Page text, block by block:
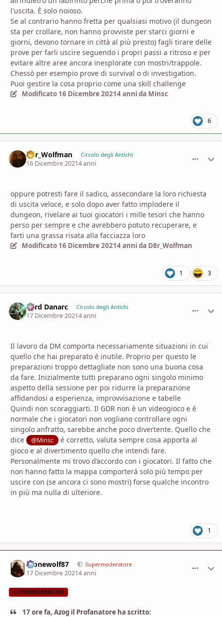
l'uscita. È solo noioso.
Se al contrario hanno fretta per qualsiasi motivo (il dungeon
sta per crollare, non hanno provviste per starci giorni e
giorni, devono tornare in città al più presto) fagli tirare delle
prove per farli uscire seguendo i propri passi a ritroso e per
evitare altre aree ancora inesplorate con mostri/trappole.
Chessò per esempio prove di survival o di investigation.
Puoi gestire la cosa proprio come una skill challenge
Modificato 16 Dicembre 20214 anni da Minsc
6
D8r_Wolfman Circolo degli Antichi
16 Dicembre 20214 anni
oppure potresti fare il sadico, assecondare la loro richiesta
di uscita veloce, e solo dopo aver fatto implodere il
dungeon, rivelare ai tuoi giocatori i mille tesori che hanno
perso per sempre e che avrebbero potuto recuperare, e
farti una grassa risata alla facciazza loro
Modificato 16 Dicembre 20214 anni da D8r_Wolfman
1 3
Lord Danarc Circolo degli Antichi
17 Dicembre 20214 anni
Il lavoro da DM comporta necessariamente situazioni in cui
quello che hai preparato é inutile. Proprio per questo le
preparazioni troppo dettagliate non sono una buona cosa
da fare. Inizialmente tutti preparano ogni singolo minimo
aspetto della sessione per poi ridurre la preparazione
affidandosi a esperienza, improvvisazione e tabelle
Quindi non scoraggiarti. Il GDR non è un videogioco e é
normale che i giocatori non vogliano controllare ogni
singolo anfratto, sarebbe anche poco divertente. Quello che
dice
@Minsc
é corretto, valuta sempre cosa apporta al
gioco e al divertimento quello che intendi fare.
Personalmente mi trovo d’accordo con i giocatori. Il fatto che
non hanno fatto la mappa comporterá solo più tempo per
uscire con (se ancora ci sono mostri) forse qualche incontro
in più ma nulla di ulteriore.
1
Alonewolf87 Supermoderatore
17 Dicembre 20214 anni
SUPERMODERATORE
17 ore fa, Azog il Profanatore ha scritto: